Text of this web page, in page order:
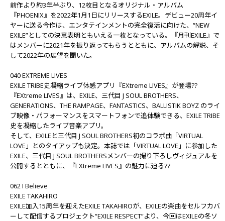
前作より約3年半ぶり、12枚目となるオリジナル・アルバム
『PHOENIX』を2022年1月1日にリリースするEXILE。デビュー20周年イ
ヤーに送る今作は、エンタテインメントの完全復活に向けた、“NEW
EXILE”としての決意表明ともいえる一枚となっている。『月刊EXILE』で
はメンバーに2021年を振り返ってもらうとともに、アルバムの解説、そ
して2022年の展望を聞いた。
040 EXTREME LIVES
EXILE TRIBE史凝縮ライブ体感アプリ『EXtreme LIVES』が登場??
『EXtreme LIVES』は、EXILE、三代目 J SOUL BROTHERS、
GENERATIONS、THE RAMPAGE、FANTASTICS、BALLISTIK BOYZ のライ
ブ映像・パフォーマンスをスマートフォンで追体験できる、EXILE TRIBE
史を凝縮したライブ音楽アプリ。
そして、EXILEと三代目 J SOUL BROTHERS初のコラボ曲「VIRTUAL
LOVE」とのタイアップも決定。本誌では「VIRTUAL LOVE」に参加した
EXILE、三代目 J SOUL BROTHERSメンバーの撮り下ろしヴィジュアルを
公開するとともに、『EXtreme LIVES』の魅力に迫る??
062 I Believe
EXILE TAKAHIRO
EXILE加入15周年を迎えたEXILE TAKAHIROが、EXILEの楽曲をセルフカバ
ーして配信するプロジェクト“EXILE RESPECT”より、今回はEXILEの冬ソ